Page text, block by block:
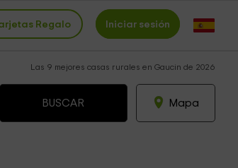
Regalo Iniciar sesión
Las 9 mejores casas rurales en Gaucin de 2026
Mapa